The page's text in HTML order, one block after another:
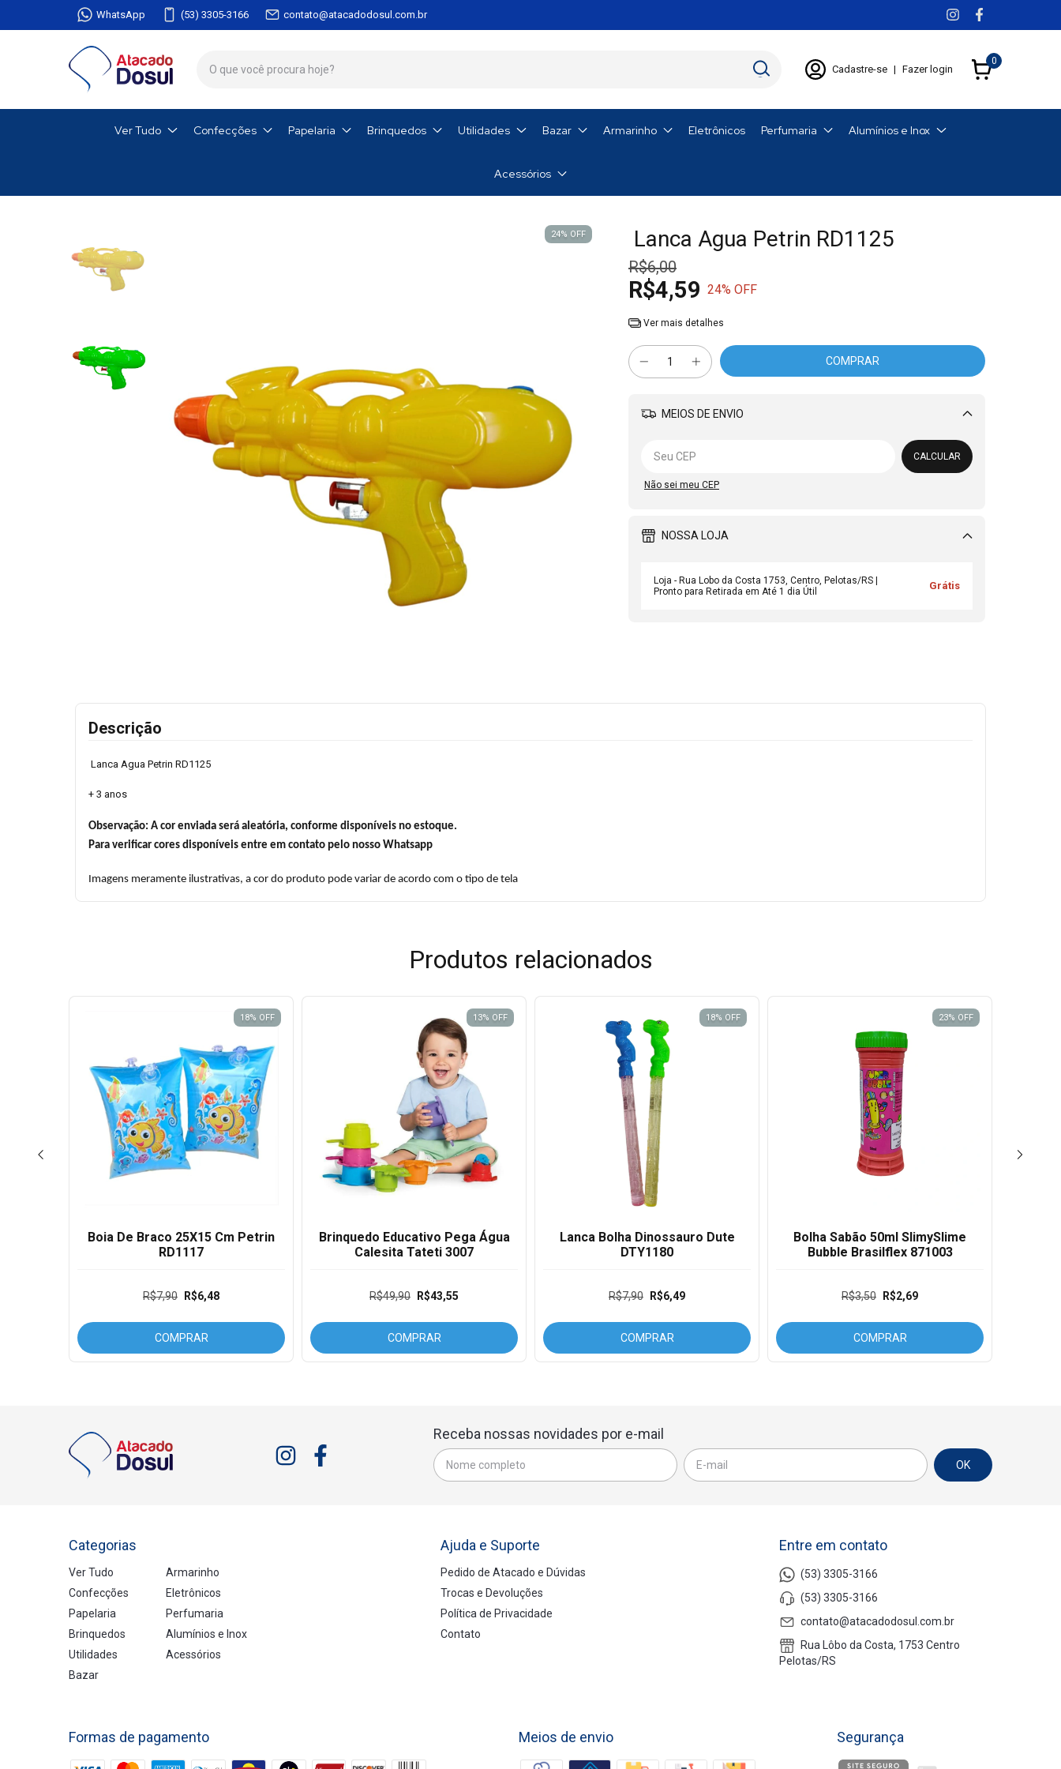
WhatsApp (53) 3305-3166 contato@atacadodosul.com.br
Cadastre-se | Fazer login
0
Ver Tudo Confecções Papelaria Brinquedos Utilidades Bazar Armarinho Eletrônicos Perfumaria Alumínios e Inox
Acessórios
24% OFF Lanca Agua Petrin RD1125
R$6,00
R$4,59 24% OFF
Ver mais detalhes
MEIOS DE ENVIO
Alterar CEP
CALCULAR
Não sei meu CEP
NOSSA LOJA
Loja - Rua Lobo da Costa 1753, Centro, Pelotas/RS |
Pronto para Retirada em Até 1 dia Útil
Grátis
Descrição
Lanca Agua Petrin RD1125
+ 3 anos
Observação: A cor enviada será aleatória, conforme disponíveis no estoque.
Para verificar cores disponíveis entre em contato pelo nosso Whatsapp
Imagens meramente ilustrativas, a cor do produto pode variar de acordo com o tipo de tela
Produtos relacionados
18% OFF
Boia De Braco 25X15 Cm Petrin
RD1117
R$7,90 R$6,48
COMPRAR
13% OFF
Brinquedo Educativo Pega Água
Calesita Tateti 3007
R$49,90 R$43,55
COMPRAR
18% OFF
Lanca Bolha Dinossauro Dute
DTY1180
R$7,90 R$6,49
COMPRAR
23% OFF
Bolha Sabão 50ml SlimySlime
Bubble Brasilflex 871003
R$3,50 R$2,69
COMPRAR
Receba nossas novidades por e-mail
Categorias
Ver Tudo
Confecções
Papelaria
Brinquedos
Utilidades
Bazar
Armarinho
Eletrônicos
Perfumaria
Alumínios e Inox
Acessórios
Ajuda e Suporte
Pedido de Atacado e Dúvidas
Trocas e Devoluções
Política de Privacidade
Contato
Entre em contato
(53) 3305-3166
(53) 3305-3166
contato@atacadodosul.com.br
Rua Lôbo da Costa, 1753 Centro
Pelotas/RS
Formas de pagamento Meios de envio Segurança